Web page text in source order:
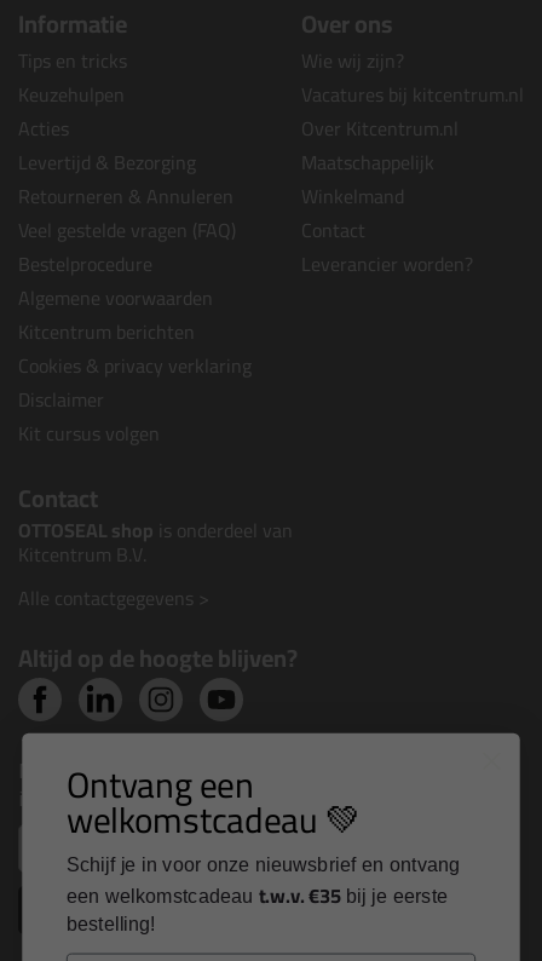
Informatie
Tips en tricks
Keuzehulpen
Acties
Levertijd & Bezorging
Retourneren & Annuleren
Veel gestelde vragen (FAQ)
Bestelprocedure
Algemene voorwaarden
Kitcentrum berichten
Cookies & privacy verklaring
Disclaimer
Kit cursus volgen
Over ons
Wie wij zijn?
Vacatures bij kitcentrum.nl
Over Kitcentrum.nl
Maatschappelijk
Winkelmand
Contact
Leverancier worden?
Contact
OTTOSEAL shop is onderdeel van
Kitcentrum B.V.
Alle contactgegevens >
Altijd op de hoogte blijven?
Nieuws, tips en exclusieve deals rechtstreeks in je
inbox
Inschrijven
Ontvang een
welkomstcadeau 💚
Schijf je in voor onze nieuwsbrief en ontvang
een welkomstcadeau t.w.v. €35 bij je eerste
bestelling!